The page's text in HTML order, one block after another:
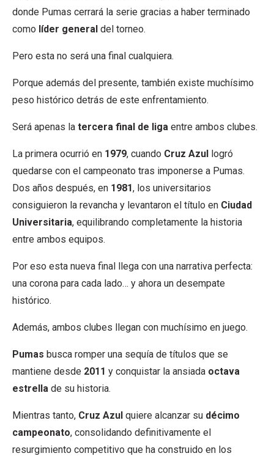
donde Pumas cerrará la serie gracias a haber terminado
como líder general del torneo.
Pero esta no será una final cualquiera.
Porque además del presente, también existe muchísimo
peso histórico detrás de este enfrentamiento.
Será apenas la tercera final de liga entre ambos clubes.
La primera ocurrió en 1979, cuando Cruz Azul logró
quedarse con el campeonato tras imponerse a Pumas.
Dos años después, en 1981, los universitarios
consiguieron la revancha y levantaron el título en Ciudad
Universitaria, equilibrando completamente la historia
entre ambos equipos.
Por eso esta nueva final llega con una narrativa perfecta:
una corona para cada lado… y ahora un desempate
histórico.
Además, ambos clubes llegan con muchísimo en juego.
Pumas busca romper una sequía de títulos que se
mantiene desde 2011 y conquistar la ansiada octava
estrella de su historia.
Mientras tanto, Cruz Azul quiere alcanzar su décimo
campeonato, consolidando definitivamente el
resurgimiento competitivo que ha construido en los